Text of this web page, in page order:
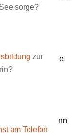
zur
am Telefon